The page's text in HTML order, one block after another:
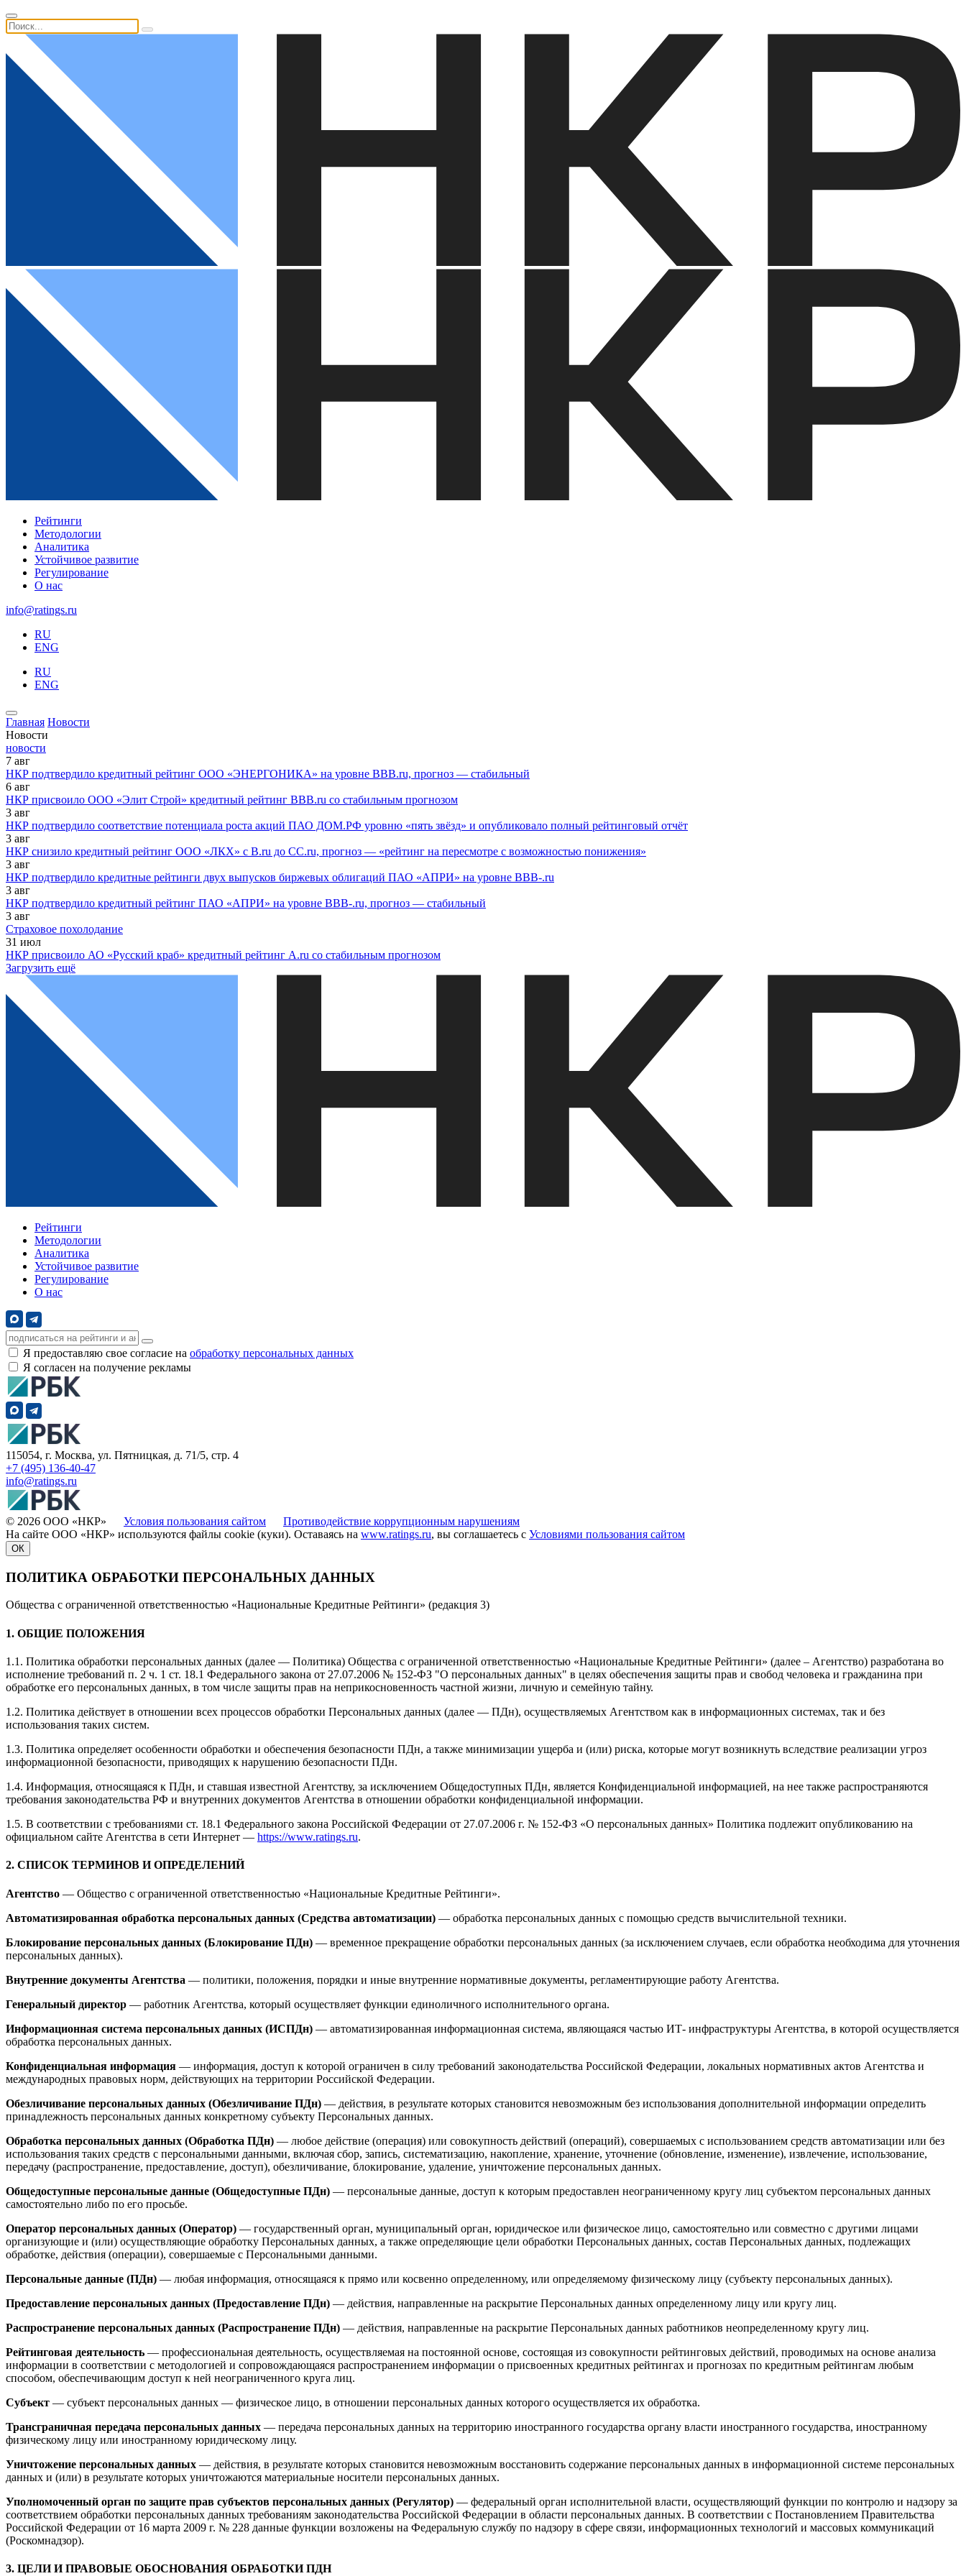
Рейтинги
Методологии
Аналитика
Устойчивое развитие
Регулирование
О нас
info@ratings.ru
RU
ENG
RU
ENG
Главная Новости
Новости
новости
7 авг
НКР подтвердило кредитный рейтинг ООО «ЭНЕРГОНИКА» на уровне BBB.ru, прогноз — стабильный
6 авг
НКР присвоило ООО «Элит Строй» кредитный рейтинг BBB.ru со стабильным прогнозом
3 авг
НКР подтвердило соответствие потенциала роста акций ПАО ДОМ.РФ уровню «пять звёзд» и опубликовало полный рейтинговый отчёт
3 авг
НКР снизило кредитный рейтинг ООО «ЛКХ» с B.ru до CC.ru, прогноз — «рейтинг на пересмотре с возможностью понижения»
3 авг
НКР подтвердило кредитные рейтинги двух выпусков биржевых облигаций ПАО «АПРИ» на уровне BBB-.ru
3 авг
НКР подтвердило кредитный рейтинг ПАО «АПРИ» на уровне BBB-.ru, прогноз — стабильный
3 авг
Страховое похолодание
31 июл
НКР присвоило АО «Русский краб» кредитный рейтинг A.ru со стабильным прогнозом
Загрузить ещё
Рейтинги
Методологии
Аналитика
Устойчивое развитие
Регулирование
О нас
Я предоставляю свое согласие на обработку персональных данных
Я согласен на получение рекламы
115054, г. Москва, ул. Пятницкая, д. 71/5, стр. 4
+7 (495) 136-40-47
info@ratings.ru
© 2026 ООО «НКР» Условия пользования сайтом
Противодействие коррупционным нарушениям
На сайте ООО «НКР» используются файлы cookie (куки). Оставаясь на www.ratings.ru, вы соглашаетесь с Условиями пользования сайтом
ОК
ПОЛИТИКА ОБРАБОТКИ ПЕРСОНАЛЬНЫХ ДАННЫХ
Общества с ограниченной ответственностью «Национальные Кредитные Рейтинги» (редакция 3)
1. ОБЩИЕ ПОЛОЖЕНИЯ
1.1. Политика обработки персональных данных (далее — Политика) Общества с ограниченной ответственностью «Национальные Кредитные Рейтинги» (далее – Агентство) разработана во
исполнение требований п. 2 ч. 1 ст. 18.1 Федерального закона от 27.07.2006 № 152-ФЗ "О персональных данных" в целях обеспечения защиты прав и свобод человека и гражданина при
обработке его персональных данных, в том числе защиты прав на неприкосновенность частной жизни, личную и семейную тайну.
1.2. Политика действует в отношении всех процессов обработки Персональных данных (далее — ПДн), осуществляемых Агентством как в информационных системах, так и без
использования таких систем.
1.3. Политика определяет особенности обработки и обеспечения безопасности ПДн, а также минимизации ущерба и (или) риска, которые могут возникнуть вследствие реализации угроз
информационной безопасности, приводящих к нарушению безопасности ПДн.
1.4. Информация, относящаяся к ПДн, и ставшая известной Агентству, за исключением Общедоступных ПДн, является Конфиденциальной информацией, на нее также распространяются
требования законодательства РФ и внутренних документов Агентства в отношении обработки конфиденциальной информации.
1.5. В соответствии с требованиями ст. 18.1 Федерального закона Российской Федерации от 27.07.2006 г. № 152-ФЗ «О персональных данных» Политика подлежит опубликованию на
официальном сайте Агентства в сети Интернет — https://www.ratings.ru.
2. СПИСОК ТЕРМИНОВ И ОПРЕДЕЛЕНИЙ
Агентство — Общество с ограниченной ответственностью «Национальные Кредитные Рейтинги».
Автоматизированная обработка персональных данных (Средства автоматизации) — обработка персональных данных с помощью средств вычислительной техники.
Блокирование персональных данных (Блокирование ПДн) — временное прекращение обработки персональных данных (за исключением случаев, если обработка необходима для уточнения
персональных данных).
Внутренние документы Агентства — политики, положения, порядки и иные внутренние нормативные документы, регламентирующие работу Агентства.
Генеральный директор — работник Агентства, который осуществляет функции единоличного исполнительного органа.
Информационная система персональных данных (ИСПДн) — автоматизированная информационная система, являющаяся частью ИТ- инфраструктуры Агентства, в которой осуществляется
обработка персональных данных.
Конфиденциальная информация — информация, доступ к которой ограничен в силу требований законодательства Российской Федерации, локальных нормативных актов Агентства и
международных правовых норм, действующих на территории Российской Федерации.
Обезличивание персональных данных (Обезличивание ПДн) — действия, в результате которых становится невозможным без использования дополнительной информации определить
принадлежность персональных данных конкретному субъекту Персональных данных.
Обработка персональных данных (Обработка ПДн) — любое действие (операция) или совокупность действий (операций), совершаемых с использованием средств автоматизации или без
использования таких средств с персональными данными, включая сбор, запись, систематизацию, накопление, хранение, уточнение (обновление, изменение), извлечение, использование,
передачу (распространение, предоставление, доступ), обезличивание, блокирование, удаление, уничтожение персональных данных.
Общедоступные персональные данные (Общедоступные ПДн) — персональные данные, доступ к которым предоставлен неограниченному кругу лиц субъектом персональных данных
самостоятельно либо по его просьбе.
Оператор персональных данных (Оператор) — государственный орган, муниципальный орган, юридическое или физическое лицо, самостоятельно или совместно с другими лицами
организующие и (или) осуществляющие обработку Персональных данных, а также определяющие цели обработки Персональных данных, состав Персональных данных, подлежащих
обработке, действия (операции), совершаемые с Персональными данными.
Персональные данные (ПДн) — любая информация, относящаяся к прямо или косвенно определенному, или определяемому физическому лицу (субъекту персональных данных).
Предоставление персональных данных (Предоставление ПДн) — действия, направленные на раскрытие Персональных данных определенному лицу или кругу лиц.
Распространение персональных данных (Распространение ПДн) — действия, направленные на раскрытие Персональных данных работников неопределенному кругу лиц.
Рейтинговая деятельность — профессиональная деятельность, осуществляемая на постоянной основе, состоящая из совокупности рейтинговых действий, проводимых на основе анализа
информации в соответствии с методологией и сопровождающаяся распространением информации о присвоенных кредитных рейтингах и прогнозах по кредитным рейтингам любым
способом, обеспечивающим доступ к ней неограниченного круга лиц.
Субъект — субъект персональных данных — физическое лицо, в отношении персональных данных которого осуществляется их обработка.
Трансграничная передача персональных данных — передача персональных данных на территорию иностранного государства органу власти иностранного государства, иностранному
физическому лицу или иностранному юридическому лицу.
Уничтожение персональных данных — действия, в результате которых становится невозможным восстановить содержание персональных данных в информационной системе персональных
данных и (или) в результате которых уничтожаются материальные носители персональных данных.
Уполномоченный орган по защите прав субъектов персональных данных (Регулятор) — федеральный орган исполнительной власти, осуществляющий функции по контролю и надзору за
соответствием обработки персональных данных требованиям законодательства Российской Федерации в области персональных данных. В соответствии с Постановлением Правительства
Российской Федерации от 16 марта 2009 г. № 228 данные функции возложены на Федеральную службу по надзору в сфере связи, информационных технологий и массовых коммуникаций
(Роскомнадзор).
3. ЦЕЛИ И ПРАВОВЫЕ ОБОСНОВАНИЯ ОБРАБОТКИ ПДН